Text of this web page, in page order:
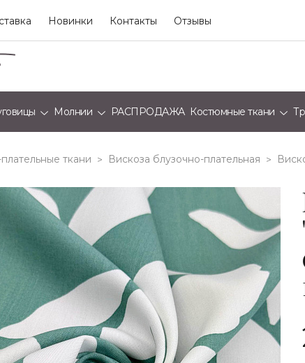
Новинки Контакты Отзывы
Молнии РАСПРОДАЖА Костюмные ткани
ткани > Вискоза блузочно-плательная >